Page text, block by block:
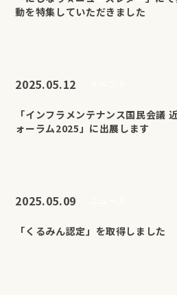
動を特集していただきました
2025.05.12
「インフラメンテナンス国民会議
ォーラム2025」に出展します
2025.05.09
「くるみん認定」を取得しました